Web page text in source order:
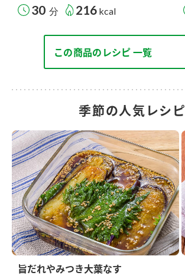
30 分 216 kcal
この商品のレシピ 一覧
季節の人気レシピ
旨だれやみつき大葉なす